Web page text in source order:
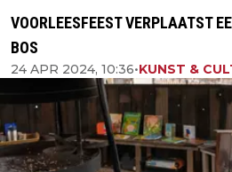
VOORLEESFEEST VERPLAATST
BOS
24 APR 2024, 10:36•KUNST &